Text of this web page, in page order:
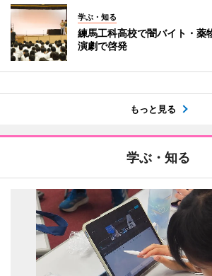
学ぶ・知る
練馬工科高校で闇バイト・
演劇で啓発
もっと見る
学ぶ・知る